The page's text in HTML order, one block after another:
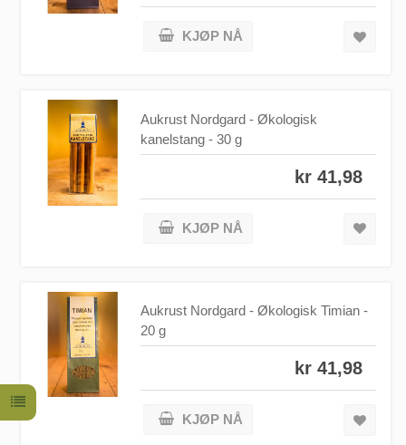
KJØP NÅ
Aukrust Nordgard - Økologisk
kanelstang - 30 g
kr 41,98
KJØP NÅ
Aukrust Nordgard - Økologisk Timian -
20 g
kr 41,98
KJØP NÅ